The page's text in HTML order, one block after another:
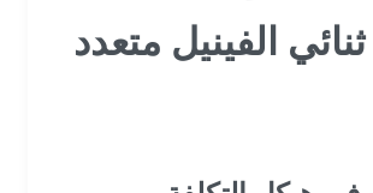
الفينيل متعدد